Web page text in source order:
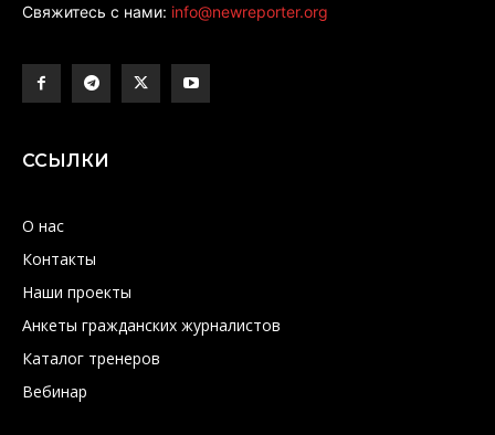
Свяжитесь с нами: info@newreporter.org
ССЫЛКИ
О нас
Контакты
Наши проекты
Анкеты гражданских журналистов
Каталог тренеров
Вебинар